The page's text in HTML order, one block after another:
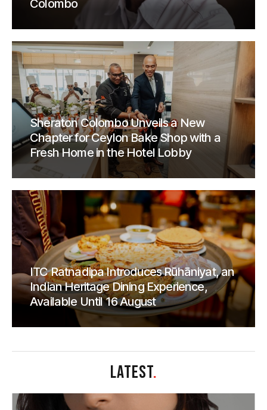
Colombo
Sheraton Colombo Unveils a New
Chapter for Ceylon Bake Shop with a
Fresh Home in the Hotel Lobby
ITC Ratnadipa Introduces Rūhāniyat, an
Indian Heritage Dining Experience,
Available Until 16 August
LATEST.